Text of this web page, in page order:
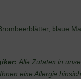
blaue
Alle Zutaten in
eine Allergie